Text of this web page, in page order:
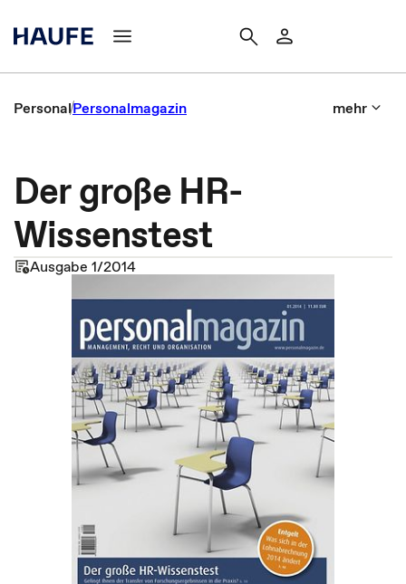
PersonalPersonalmagazin mehr
Der große HR-
Wissenstest
Ausgabe 1/2014